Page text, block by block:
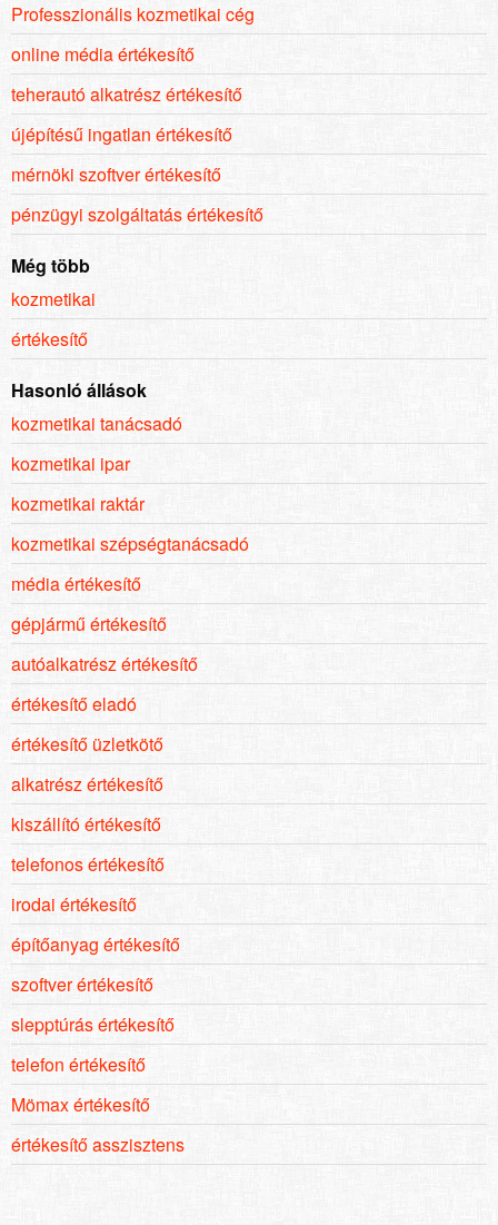
Professzionális kozmetikai cég
online média értékesítő
teherautó alkatrész értékesítő
újépítésű ingatlan értékesítő
mérnöki szoftver értékesítő
pénzügyi szolgáltatás értékesítő
Még több
kozmetikai
értékesítő
Hasonló állások
kozmetikai tanácsadó
kozmetikai ipar
kozmetikai raktár
kozmetikai szépségtanácsadó
média értékesítő
gépjármű értékesítő
autóalkatrész értékesítő
értékesítő eladó
értékesítő üzletkötő
alkatrész értékesítő
kiszállító értékesítő
telefonos értékesítő
irodai értékesítő
építőanyag értékesítő
szoftver értékesítő
slepptúrás értékesítő
telefon értékesítő
Mömax értékesítő
értékesítő asszisztens